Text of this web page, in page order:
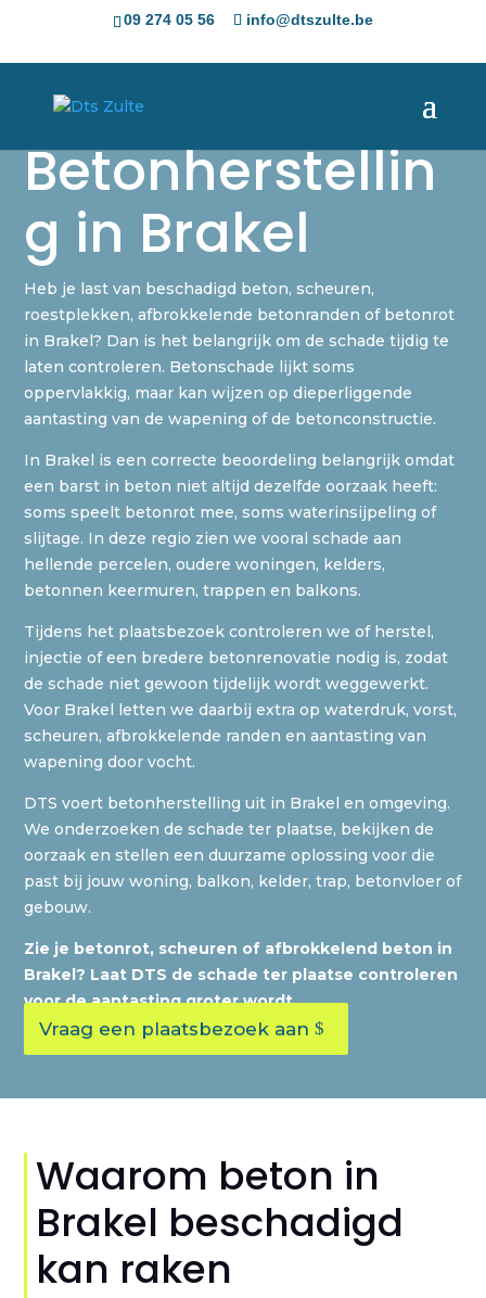
09 274 05 56 info@dtszulte.be
Betonherstellin
g in Brakel
Heb je last van beschadigd beton, scheuren,
roestplekken, afbrokkelende betonranden of betonrot
in Brakel? Dan is het belangrijk om de schade tijdig te
laten controleren. Betonschade lijkt soms
oppervlakkig, maar kan wijzen op dieperliggende
aantasting van de wapening of de betonconstructie.
In Brakel is een correcte beoordeling belangrijk omdat
een barst in beton niet altijd dezelfde oorzaak heeft:
soms speelt betonrot mee, soms waterinsijpeling of
slijtage. In deze regio zien we vooral schade aan
hellende percelen, oudere woningen, kelders,
betonnen keermuren, trappen en balkons.
Tijdens het plaatsbezoek controleren we of herstel,
injectie of een bredere betonrenovatie nodig is, zodat
de schade niet gewoon tijdelijk wordt weggewerkt.
Voor Brakel letten we daarbij extra op waterdruk, vorst,
scheuren, afbrokkelende randen en aantasting van
wapening door vocht.
DTS voert betonherstelling uit in Brakel en omgeving.
We onderzoeken de schade ter plaatse, bekijken de
oorzaak en stellen een duurzame oplossing voor die
past bij jouw woning, balkon, kelder, trap, betonvloer of
gebouw.
Zie je betonrot, scheuren of afbrokkelend beton in
Brakel? Laat DTS de schade ter plaatse controleren
voor de aantasting groter wordt.
Vraag een plaatsbezoek aan
Waarom beton in
Brakel beschadigd
kan raken